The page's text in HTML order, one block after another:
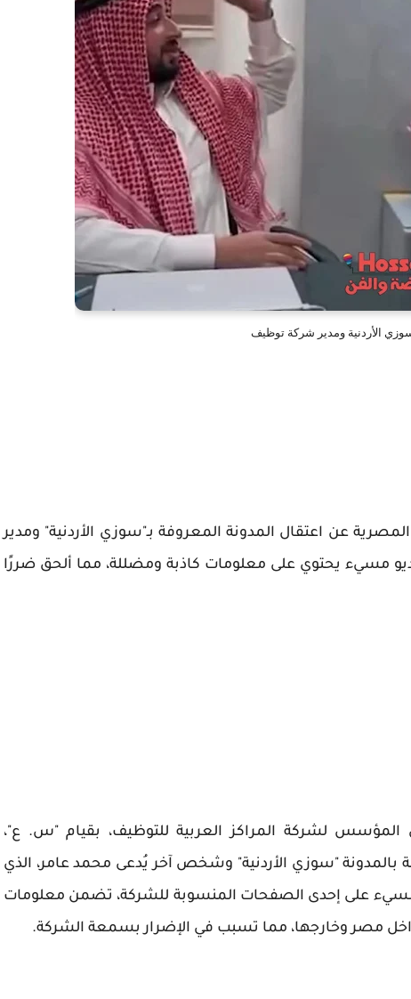
الأردنية ومدير شركة توظيف
عن اعتقال المدونة المعروفة بـ"سوزي الأردنية" ومدير
مسيء يحتوي على معلومات كاذبة ومضللة، مما ألحق ضررًا
المؤسس لشركة المراكز العربية للتوظيف، بقيام "س. ع"،
بالمدونة "سوزي الأردنية" وشخص آخر يُدعى محمد عامر، الذي
مسيء على إحدى الصفحات المنسوبة للشركة، تضمن معلومات
مصر وخارجها، مما تسبب في الإضرار بسمعة الشركة.